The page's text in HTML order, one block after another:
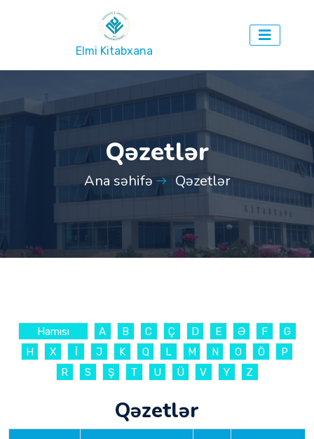
Elmi Kitabxana
Qəzetlər
Ana səhifə Qəzetlər
Hamısı A B C Ç D E Ə F
G
H
X İ J K Q L M N O Ö
P
R
S Ş T U Ü V Y Z
Qəzetlər